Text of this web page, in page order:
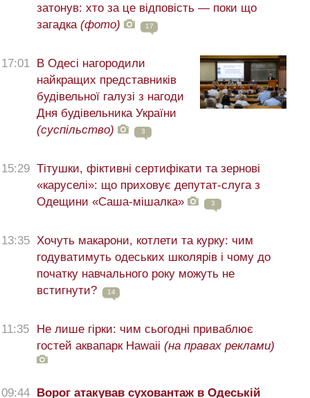
затонув: хто за це відповість — поки що
загадка (фото) 17
17:01
В Одесі нагородили
найкращих представників
будівельної галузі з нагоди
Дня будівельника України
(суспільство)
3
15:29 Тітушки, фіктивні сертифікати та зернові
«каруселі»: що приховує депутат-слуга з
Одещини «Саша-мішалка»
3
13:35 Хочуть макарони, котлети та курку: чим
годуватимуть одеських школярів і чому до
початку навчального року можуть не
встигнути?
14
11:35
Не лише гірки: чим сьогодні приваблює
гостей аквапарк Hawaii (на правах реклами)
09:44 Ворог атакував суховантаж в Одеській